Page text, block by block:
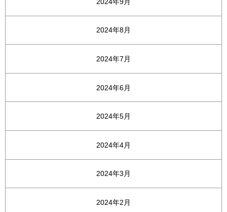
2024年8月
2024年7月
2024年6月
2024年5月
2024年4月
2024年3月
2024年2月